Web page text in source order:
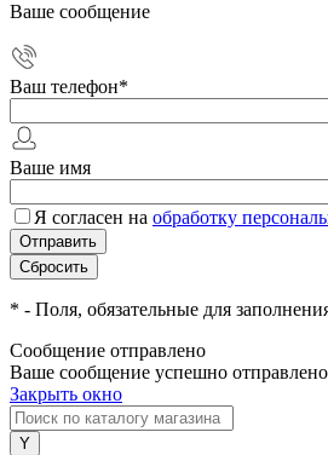
Ваше сообщение
Ваш телефон*
Ваше имя
Я согласен на обработку
* - Поля, обязательные для
Сообщение отправлено
Ваше сообщение успешно
Закрыть окно